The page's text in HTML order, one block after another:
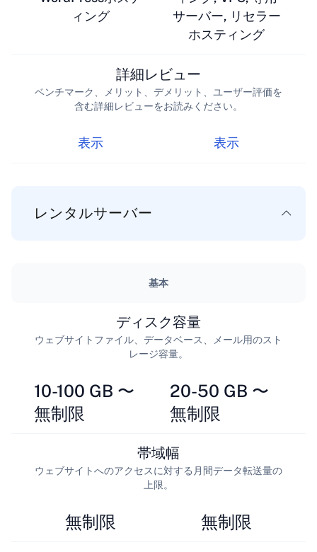
ィング
サーバー, リセラー
ホスティング
表示
詳細レビュー
ベンチマーク、メリット、デメリット、ユーザー評価を
含む詳細レビューをお読みください。
表示
レンタルサーバー
基本
10-100 GB 〜
無制限
ディスク容量
ウェブサイトファイル、データベース、メール用のスト
レージ容量。
20-50 GB 〜
無制限
無制限
帯域幅
ウェブサイトへのアクセスに対する月間データ転送量の
上限。
無制限